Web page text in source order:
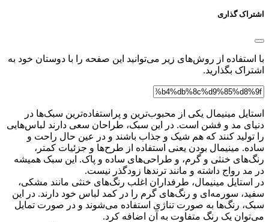
اشتراک گذاری
با استفاده از روش‌های زیر می‌توانید این صفحه را با دوستان خود به
اشتراک بگذارید.
استایل مینیمال یکی از محبوب‌ترین و پراستفاده‌ترین سبک‌ها در
دنیای مد و فشن است. در این سبک، طراحان سعی دارند لباس‌هایی
را تولید کنند که هم شیک و جذاب باشند و در عین حال راحت و
ساده. مینیمال بودن یعنی استفاده از طرح‌ها و جزئیات کمتر،
رنگ‌های خنثی و گرم، و طراحی‌های ساده و پاک. این سبک همیشه
در مد رواج داشته و مانند ترندها زودگذر نیست.
در استایل مینیمال، طرفداران اغلب رنگ‌های خنثی مانند مشکی،
سفید، سورمه‌ای و رنگ‌های گرم را در کمد لباس خود دارند. در این
سبک، رنگ‌ها به صورت تناژی استفاده می‌شوند و در صورت تمایل
می‌توان یک رنگ متفاوت به آن اضافه کرد.